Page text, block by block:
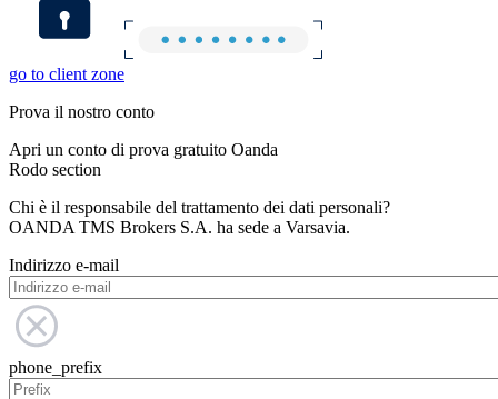
go to client zone
Prova il nostro conto
Apri un conto di prova gratuito Oanda
Rodo section
Chi è il responsabile del trattamento dei dati personali?
OANDA TMS Brokers S.A. ha sede a Varsavia.
Indirizzo e-mail
phone_prefix